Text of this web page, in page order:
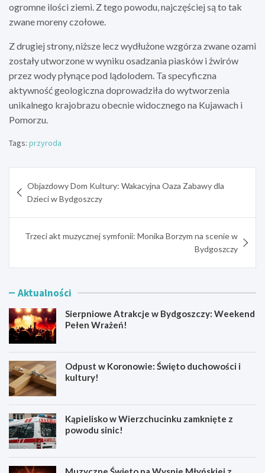
ogromne ilości ziemi. Z tego powodu, najczęściej są to tak
zwane moreny czołowe.
Z drugiej strony, niższe lecz wydłużone wzgórza zwane ozami
zostały utworzone w wyniku osadzania piasków i żwirów
przez wody płynące pod lądolodem. Ta specyficzna
aktywność geologiczna doprowadziła do wytworzenia
unikalnego krajobrazu obecnie widocznego na Kujawach i
Pomorzu.
Tags: przyroda
wpisu
Objazdowy Dom Kultury: Wakacyjna Oaza Zabawy dla
Dzieci w Bydgoszczy
Trzeci akt muzycznej symfonii: Monika Borzym na scenie w
Bydgoszczy
Aktualności
Sierpniowe Atrakcje w Bydgoszczy: Weekend
Pełen Wrażeń!
Odpust w Koronowie: Święto duchowości i
kultury!
Kąpielisko w Wierzchucinku zamknięte z
powodu sinic!